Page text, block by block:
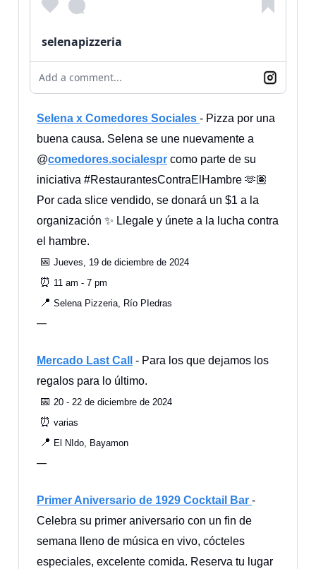
selenapizzeria
Add a comment...
Selena x Comedores Sociales - Pizza por una
buena causa. Selena se une nuevamente a
@comedores.socialespr como parte de su
iniciativa #RestaurantesContraElHambre 🫶🏽
Por cada slice vendido, se donará un $1 a la
organización ✨ Llegale y únete a la lucha contra
el hambre.
📅 Jueves, 19 de diciembre de 2024
⏰ 11 am - 7 pm
📍 Selena Pizzeria, Río PIedras
—
Mercado Last Call
- Para los que dejamos los
regalos para lo último.
📅 20 - 22 de diciembre de 2024
⏰ varias
📍 El NIdo, Bayamon
—
Primer Aniversario de 1929 Cocktail Bar -
Celebra su primer aniversario con un fin de
semana lleno de música en vivo, cócteles
especiales, excelente comida. Reserva tu lugar